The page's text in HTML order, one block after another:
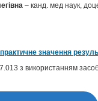
– канд. мед наук,
значення
з використанням